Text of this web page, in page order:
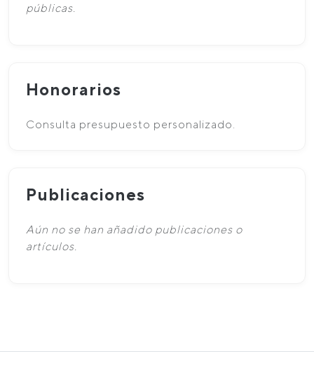
públicas.
Honorarios
Consulta presupuesto personalizado.
Publicaciones
Aún no se han añadido publicaciones o
artículos.